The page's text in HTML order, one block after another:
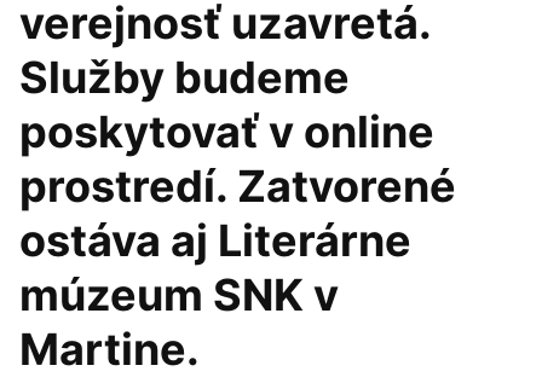
verejnosť uzavretá.
Služby budeme
poskytovať v online
prostredí. Zatvorené
ostáva aj Literárne
múzeum SNK v
Martine.